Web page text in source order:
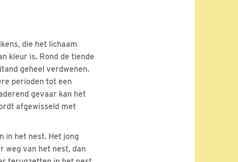
die het lichaam
kleur is. Rond de tiende
geheel verdwenen.
perioden tot een
gevaar kan het
afgewisseld met
in het nest. Het jong
weg van het nest, dan